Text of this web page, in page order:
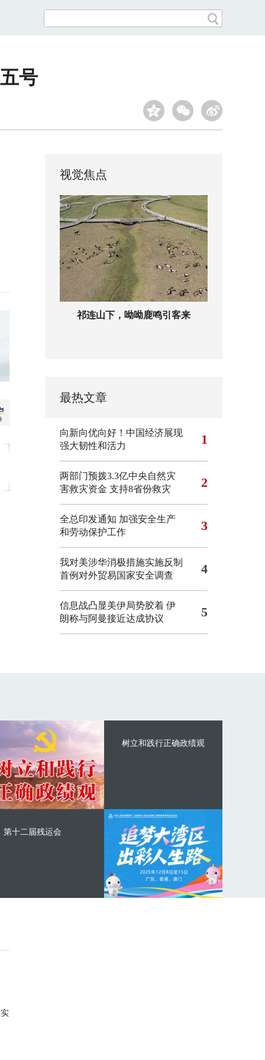
号
视觉焦点
祁连山下，呦呦鹿鸣引客来
最热文章
向新向优向好！中国经济展现
强大韧性和活力
1
两部门预拨3.3亿中央自然灾
害救灾资金 支持8省份救灾
2
全总印发通知 加强安全生产
和劳动保护工作
3
我对美涉华消极措施实施反制
首例对外贸易国家安全调查
4
信息战凸显美伊局势胶着 伊
朗称与阿曼接近达成协议
5
树立和践行正确政绩观
第十二届残运会